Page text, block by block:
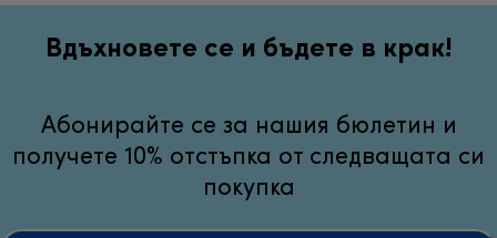
Вдъхновете се и бъдете в крак!
Абонирайте се за нашия бюлетин и
получете 10% отстъпка от следващата си
покупка